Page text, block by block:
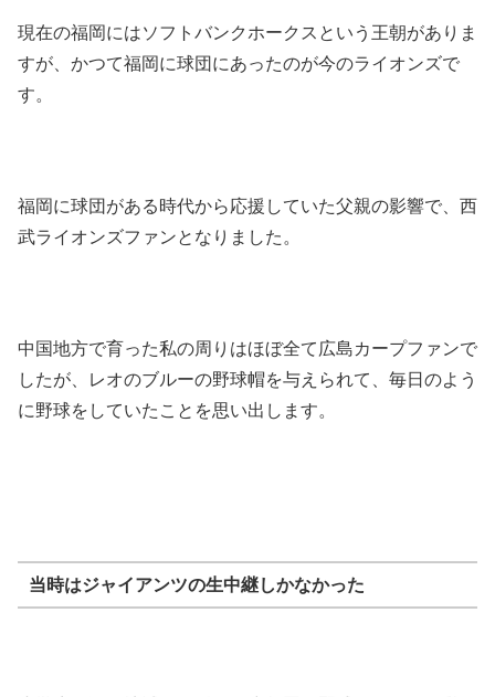
現在の福岡にはソフトバンクホークスという王朝がありま
すが、かつて福岡に球団にあったのが今のライオンズで
す。
福岡に球団がある時代から応援していた父親の影響で、西
武ライオンズファンとなりました。
中国地方で育った私の周りはほぼ全て広島カープファンで
したが、レオのブルーの野球帽を与えられて、毎日のよう
に野球をしていたことを思い出します。
当時はジャイアンツの生中継しかなかった